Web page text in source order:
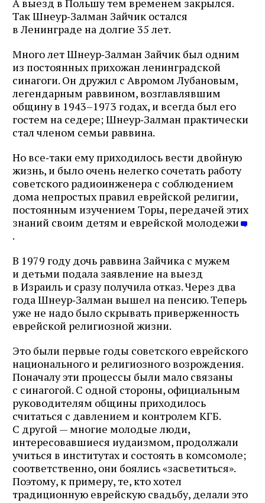
А выезд в Польшу тем временем закрылся.
Так Шнеур‑Залман Зайчик остался
в Ленинграде на долгие 35 лет.
Много лет Шнеур‑Залман Зайчик был одним
из постоянных прихожан ленинградской
синагоги. Он дружил с Авромом Лубановым,
легендарным раввином, возглавлявшим
общину в 1943–1973 годах, и всегда был его
гостем на седере; Шнеур‑Залман практически
стал членом семьи раввина.
Но все‑таки ему приходилось вести двойную
жизнь, и было очень нелегко сочетать работу
советского радиоинженера с соблюдением
дома непростых правил еврейской религии,
постоянным изучением Торы, передачей этих
знаний своим детям и еврейской молодежи
.
В 1979 году дочь раввина Зайчика с мужем
и детьми подала заявление на выезд
в Израиль и сразу получила отказ. Через два
года Шнеур‑Залман вышел на пенсию. Теперь
уже не надо было скрывать приверженность
еврейской религиозной жизни.
Это были первые годы советского еврейского
национального и религиозного возрождения.
Поначалу эти процессы были мало связаны
с синагогой. С одной стороны, официальным
руководителям общины приходилось
считаться с давлением и контролем КГБ.
С другой — многие молодые люди,
интересовавшиеся иудаизмом, продолжали
учиться в институтах и состоять в комсомоле;
соответственно, они боялись «засветиться».
Поэтому, к примеру, те, кто хотел
традиционную еврейскую свадьбу, делали это